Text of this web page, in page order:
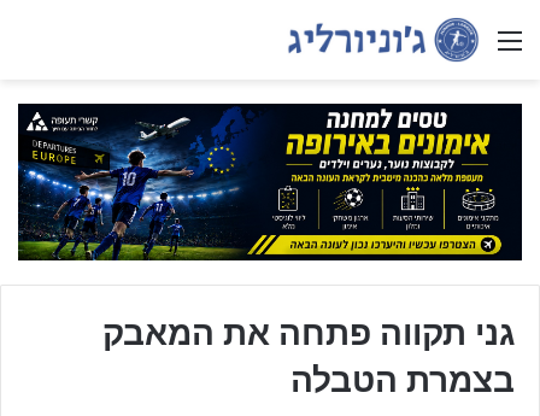
Menu
גני תקווה פתחה את המאבק
בצמרת הטבלה